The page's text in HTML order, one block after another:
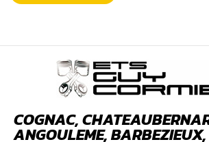
COGNAC,
ANGOULEME, BARBEZIEUX,